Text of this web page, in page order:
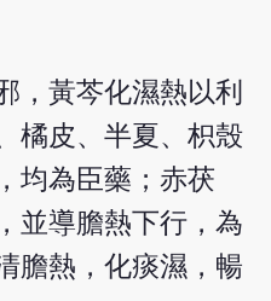
，黃芩化濕熱以利
橘皮、半夏、枳殼
均為臣藥；赤茯
並導膽熱下行，為
膽熱，化痰濕，暢